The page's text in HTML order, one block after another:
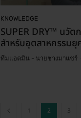
KNOWLEDGE
SUPER DRY™ นวั
สำหรับอุตสาหกรรมยุ
ทีมแอดมิน - นายช่างมาแชร์
1 2 3